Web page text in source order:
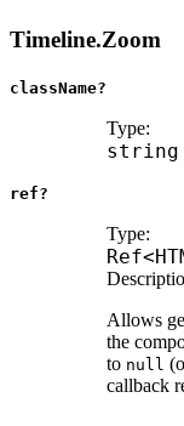
Timeline.Zoom
className?
Type:
string
ref?
Type:
Ref<
Allows
the
to null
callback